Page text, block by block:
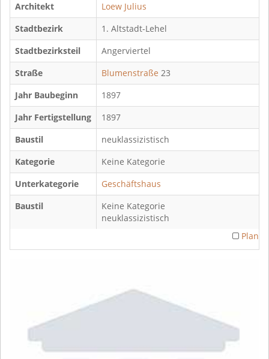
Architekt
Loew Julius
Stadtbezirk
1. Altstadt-Lehel
Stadtbezirksteil
Angerviertel
Straße
Blumenstraße 23
Jahr Baubeginn
1897
Jahr Fertigstellung
1897
Baustil
neuklassizistisch
Kategorie
Keine Kategorie
Unterkategorie
Geschäftshaus
Baustil
Keine Kategorie
neuklassizistisch
Plan